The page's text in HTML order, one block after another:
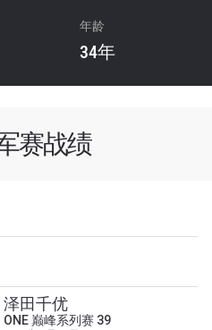
年龄
34年
赛战绩
泽田千优
ONE 巅峰系列赛 39